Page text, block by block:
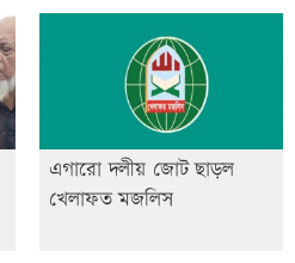
এগারো দলীয় জোট ছাড়ল
খেলাফত মজলিস